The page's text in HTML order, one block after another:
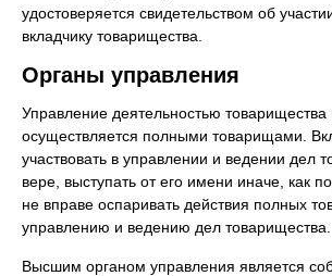
удостоверяется свидетельством об
вкладчику товарищества.
Органы управления
Управление деятельностью товарищества
осуществляется полными товарищами.
участвовать в управлении и ведении дел
вере, выступать от его имени иначе, как
не вправе оспаривать действия полных
управлению и ведению дел товарищества.
Высшим органом управления является